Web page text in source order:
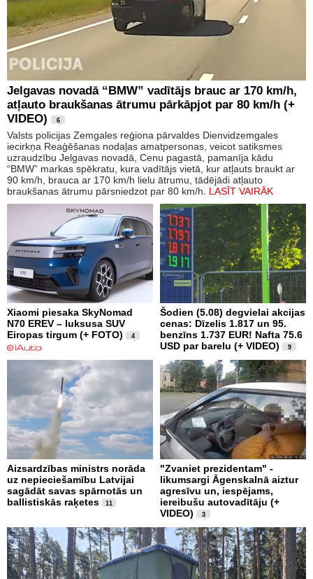
Jelgavas novadā “BMW” vadītājs brauc ar 170 km/h,
atļauto braukšanas ātrumu pārkāpjot par 80 km/h (+
VIDEO)
6
Valsts policijas Zemgales reģiona pārvaldes Dienvidzemgales
iecirkņa Reaģēšanas nodaļas amatpersonas, veicot satiksmes
uzraudzību Jelgavas novadā, Cenu pagastā, pamanīja kādu
“BMW” markas spēkratu, kura vadītājs vietā, kur atļauts braukt ar
90 km/h, brauca ar 170 km/h lielu ātrumu, tādējādi atļauto
braukšanas ātrumu pārsniedzot par 80 km/h. LASĪT VAIRĀK
Xiaomi piesaka SkyNomad
N70 EREV – luksusa SUV
Eiropas tirgum (+ FOTO)
4
Šodien (5.08) degvielai akcijas
cenas: Dīzelis 1.817 un 95.
benzīns 1.737 EUR! Nafta 75.6
USD par barelu (+ VIDEO)
9
Aizsardzības ministrs norāda
uz nepieciešamību Latvijai
sagādāt savas spārnotās un
ballistiskās raķetes
11
"Zvaniet prezidentam" -
likumsargi Āgenskalnā aiztur
agresīvu un, iespējams,
iereibušu autovadītāju (+
VIDEO)
3